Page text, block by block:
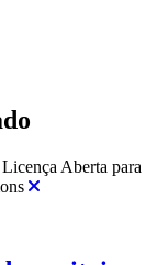
Licença Aberta para